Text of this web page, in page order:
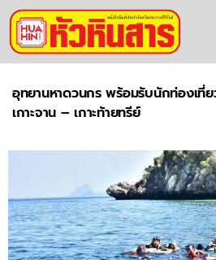
อุทยานหาดวนกร พร้อมรับนักท่องเที่ย
เกาะจาน – เกาะท้ายทรีย์